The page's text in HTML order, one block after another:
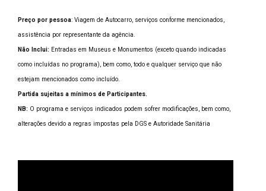
Preço por pessoa: Viagem de Autocarro, serviços conforme mencionados,
assistência por representante da agência.
Não Inclui: Entradas em Museus e Monumentos (exceto quando indicadas
como incluídas no programa), bem como, todo e qualquer serviço que não
estejam mencionados como incluído.
Partida sujeitas a mínimos de Participantes.
NB: O programa e serviços indicados podem sofrer modificações, bem como,
alterações devido a regras impostas pela DGS e Autoridade Sanitária